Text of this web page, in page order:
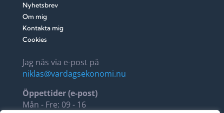
Nyhetsbrev
Om mig
Kontakta mig
Cookies
Jag nås via e-post på
niklas@vardagsekonomi.nu
Öppettider (e-post)
Mån - Fre: 09 - 16